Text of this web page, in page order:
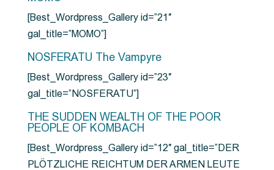
[Best_Wordpress_Gallery id=”21″
gal_title=”MOMO”]
NOSFERATU The Vampyre
[Best_Wordpress_Gallery id=”23″
gal_title=”NOSFERATU”]
THE SUDDEN WEALTH OF THE POOR
PEOPLE OF KOMBACH
[Best_Wordpress_Gallery id=”12″ gal_title=”DER
PLÖTZLICHE REICHTUM DER ARMEN LEUTE